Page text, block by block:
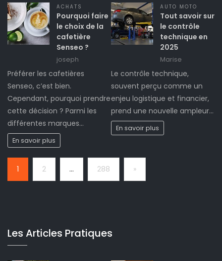
ACHATS
Pourquoi faire
le choix de la
cafetière
Senseo ?
joseph
Préférer les cafetières
Senseo, c’est bien.
Cependant, pourquoi prendre
cette décision ? Parmi les
différentes marques…
En savoir plus
AUTO MOTO
Tout savoir sur
le contrôle
technique en
2025
Marise
Le contrôle technique,
souvent perçu comme un
enjeu logistique et financier,
prend une nouvelle ampleur…
En savoir plus
1 2 … 288 Next
»
Les Articles Pratiques